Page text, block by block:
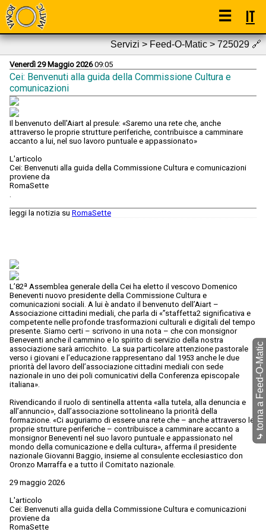
☰ IT
Servizi > Feed-O-Matic > 725029🔗
Venerdì 29 Maggio 202609:05
Cei: Benvenuti alla guida della Commissione Cultura e
comunicazioni
Il benvenuto dell'Aiart al presule: «Saremo una rete che, anche
attraverso le proprie strutture periferiche, contribuisce a camminare
accanto a lui, nel suo lavoro puntuale e appassionato»
L'articolo
Cei: Benvenuti alla guida della Commissione Cultura e comunicazioni
proviene da
RomaSette
.
leggi la notizia su RomaSette
L’82ª Assemblea generale della Cei ha eletto il vescovo Domenico
Beneventi nuovo presidente della Commissione Cultura e
comunicazioni sociali. A lui è andato il benvenuto dell’Aiart –
Associazione cittadini mediali, che parla di «”staffetta2 significativa e
competente nelle profonde trasformazioni culturali e digitali del tempo
presente. Siamo certi – scrivono in una nota – che con monsignor
Beneventi anche il cammino e lo spirito di servizio della nostra
associazione sarà arricchito. La sua particolare attenzione pastorale
verso i giovani e l’educazione rappresentano dal 1953 anche le due
priorità del lavoro dell’associazione cittadini mediali con sede
nazionale in uno dei poli comunicativi della Conferenza episcopale
italiana».
Rivendicando il ruolo di sentinella attenta «alla tutela, alla denuncia e
all’annuncio», dall’associazione sottolineano la priorità della
formazione. «Ci auguriamo di essere una rete che – anche attraverso le
proprie strutture periferiche – contribuisce a camminare accanto a
monsignor Beneventi nel suo lavoro puntuale e appassionato nel
mondo della comunicazione e della cultura», afferma il presidente
nazionale Giovanni Baggio, insieme al consulente ecclesiastico don
Oronzo Marraffa e a tutto il Comitato nazionale.
29 maggio 2026
L'articolo
Cei: Benvenuti alla guida della Commissione Cultura e comunicazioni
proviene da
RomaSette
⤷
torna a Feed-O-Matic